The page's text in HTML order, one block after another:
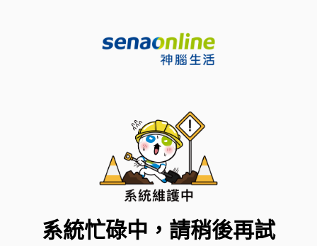
系統忙碌中，請稍後再試